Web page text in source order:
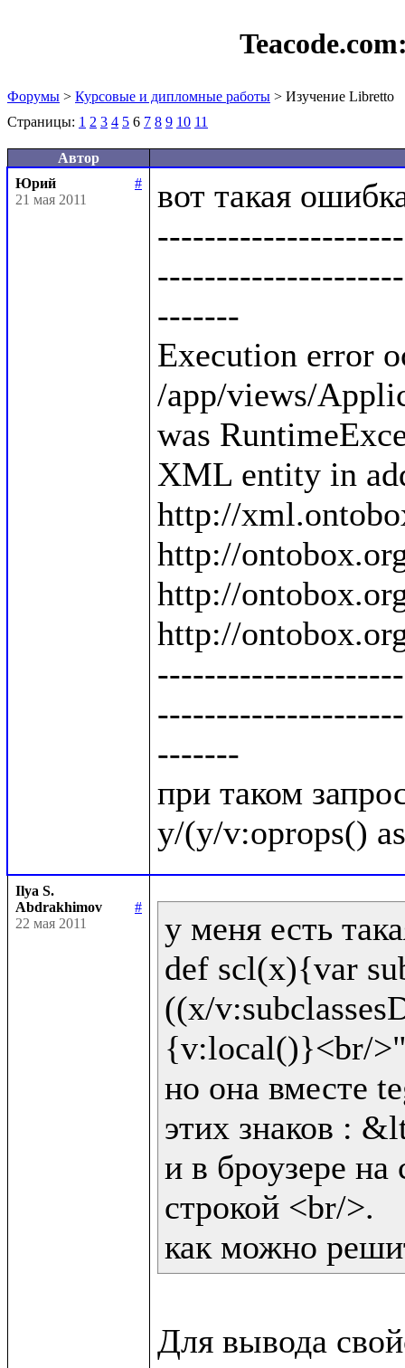
Форумы > Курсовые и дипломные работы > Изучение Libretto
Страницы: 1 2 3 4 5 6 7 8 9 10 11
Автор
Юрий
#
21 мая 2011
вот такая
-------
Execution error
/app/views/
was
XML entity in
http://
http://
http://
http://
-------
при таком
Ilya S.
Abdrakhimov
#
22 мая 2011
у меня есть
def scl(x){var
((x/
{v:local()}<br/
но она вместе
этих знаков :
и в броузере на
строкой <br/>.
как можно
Для вывода